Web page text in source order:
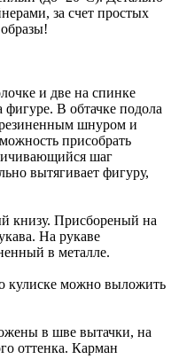
за счет простых
и две на спинке
фигуре. В обтачке подола
шнуром и
присобрать
шаг
вытягивает фигуру,
книзу. Присбореный на
На рукаве
в металле.
кулиске можно выложить
в шве вытачки, на
оттенка. Карман